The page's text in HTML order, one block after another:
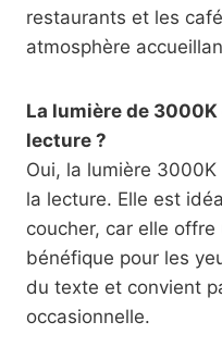
restaurants et les
atmosphère
La lumière de
lecture ?
Oui, la lumière
la lecture. Elle est
coucher, car elle
bénéfique pour les
du texte et convient
occasionnelle.